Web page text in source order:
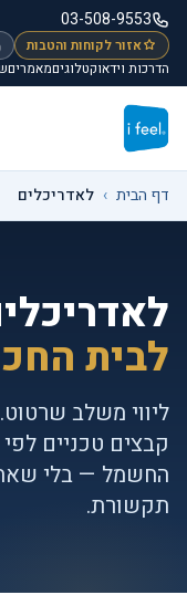
דלג לתוכן הראשי
03-508-9553
אזור לקוחות והטבות
הדרכות וידאוקטלוגיםמאמרים
דף הבית › לאדריכלים
לבית
ליווי משלב
קבצים טכניים
החשמל — בלי
תקשורת.